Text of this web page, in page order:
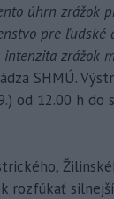
úhrn zrážok
pre ľudské
zrážok
SHMÚ.
od 12.00 h do
rozfúkať